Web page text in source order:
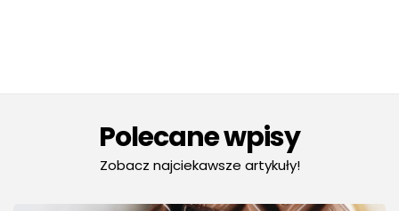
Polecane wpisy
Zobacz najciekawsze artykuły!